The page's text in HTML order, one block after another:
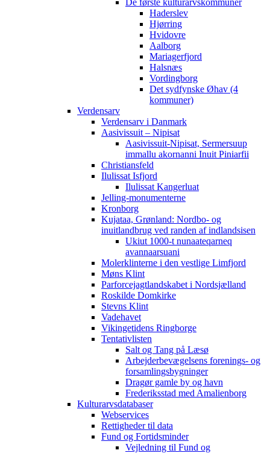
De første kulturarvskommuner
Haderslev
Hjørring
Hvidovre
Aalborg
Mariagerfjord
Halsnæs
Vordingborg
Det sydfynske Øhav (4
kommuner)
Verdensarv
Verdensarv i Danmark
Aasivissuit – Nipisat
Aasivissuit-Nipisat, Sermersuup
immallu akornanni Inuit Piniarfii
Christiansfeld
Ilulissat Isfjord
Ilulissat Kangerluat
Jelling-monumenterne
Kronborg
Kujataa, Grønland: Nordbo- og
inuitlandbrug ved randen af indlandsisen
Ukiut 1000-t nunaateqarneq
avannaarsuani
Molerklinterne i den vestlige Limfjord
Møns Klint
Parforcejagtlandskabet i Nordsjælland
Roskilde Domkirke
Stevns Klint
Vadehavet
Vikingetidens Ringborge
Tentativlisten
Salt og Tang på Læsø
Arbejderbevægelsens forenings- og
forsamlingsbygninger
Dragør gamle by og havn
Frederiksstad med Amalienborg
Kulturarvsdatabaser
Webservices
Rettigheder til data
Fund og Fortidsminder
Vejledning til Fund og